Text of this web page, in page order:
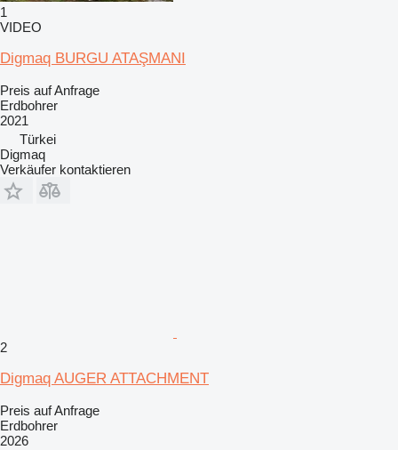
1
VIDEO
Digmaq BURGU ATAŞMANI
Preis auf Anfrage
Erdbohrer
2021
Türkei
Digmaq
Verkäufer kontaktieren
2
Digmaq AUGER ATTACHMENT
Preis auf Anfrage
Erdbohrer
2026